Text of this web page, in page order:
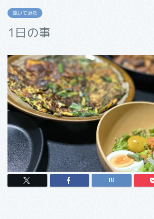
呟いてみた
1日の事